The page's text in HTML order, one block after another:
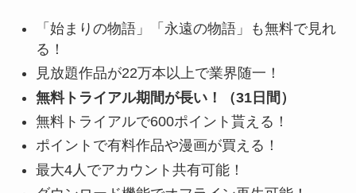
「始まりの物語」「永遠の物語」も無料で見れ
る！
見放題作品が22万本以上で業界随一！
無料トライアル期間が長い！（31日間）
無料トライアルで600ポイント貰える！
ポイントで有料作品や漫画が買える！
最大4人でアカウント共有可能！